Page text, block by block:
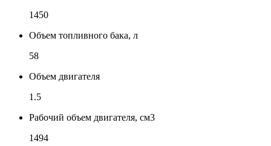
1450
Объем топливного бака, л
58
Объем двигателя
1.5
Рабочий объем двигателя, см3
1494